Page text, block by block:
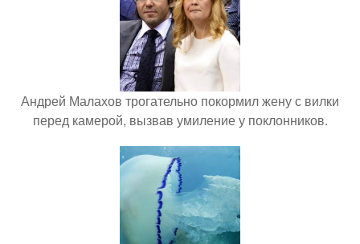
Андрей Малахов трогательно покормил жену с вилки
перед камерой, вызвав умиление у поклонников.